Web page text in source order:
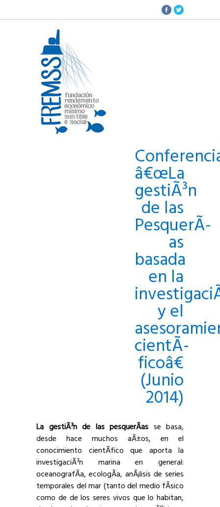
â€œLa
gestiÃ³n
de las
PesquerÃ­
as
basada
en la
y el
cientÃ­
ficoâ€
(Junio
2014)
La gestiÃ³n de las pesquerÃ­as se basa,
desde hace muchos aÃ±os, en el
conocimiento cientÃ­fico que aporta la
investigaciÃ³n marina en general:
oceanografÃ­a, ecologÃ­a, anÃ¡lisis de series
temporales del mar (tanto del medio fÃ­sico
como de de los seres vivos que lo habitan,